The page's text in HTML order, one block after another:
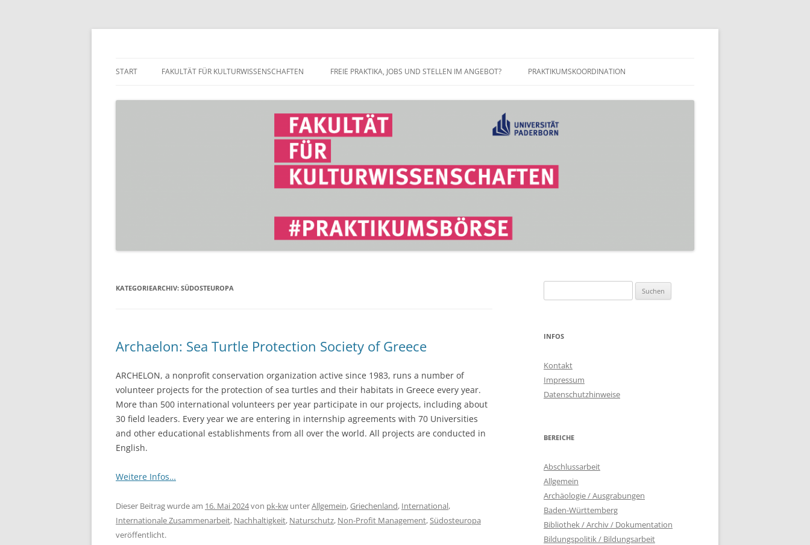
Zum
START FAKULTÄT FÜR KULTURWISSENSCHAFTEN FREIE PRAKTIKA, JOBS UND STELLEN IM ANGEBOT? PRAKTIKUMSKOORDINATION
KATEGORIEARCHIV: SÜDOSTEUROPA
Archaelon: Sea Turtle Protection Society of Greece
ARCHELON, a nonprofit conservation organization active since 1983, runs a number of
volunteer projects for the protection of sea turtles and their habitats in Greece every year.
More than 500 international volunteers per year participate in our projects, including about
30 field leaders. Every year we are entering in internship agreements with 70 Universities
and other educational establishments from all over the world. All projects are conducted in
English.
Weitere Infos…
Dieser Beitrag wurde am 16. Mai 2024von pk-kw unterAllgemein,Griechenland, International,
Internationale Zusammenarbeit, Nachhaltigkeit, Naturschutz, Non-Profit Management, Südosteuropa
veröffentlicht.
nach:
INFOS
Kontakt
Impressum
Datenschutzhinweise
BEREICHE
Abschlussarbeit
Allgemein
Archäologie / Ausgrabungen
Baden-Württemberg
Bibliothek / Archiv / Dokumentation
Bildungspolitik / Bildungsarbeit